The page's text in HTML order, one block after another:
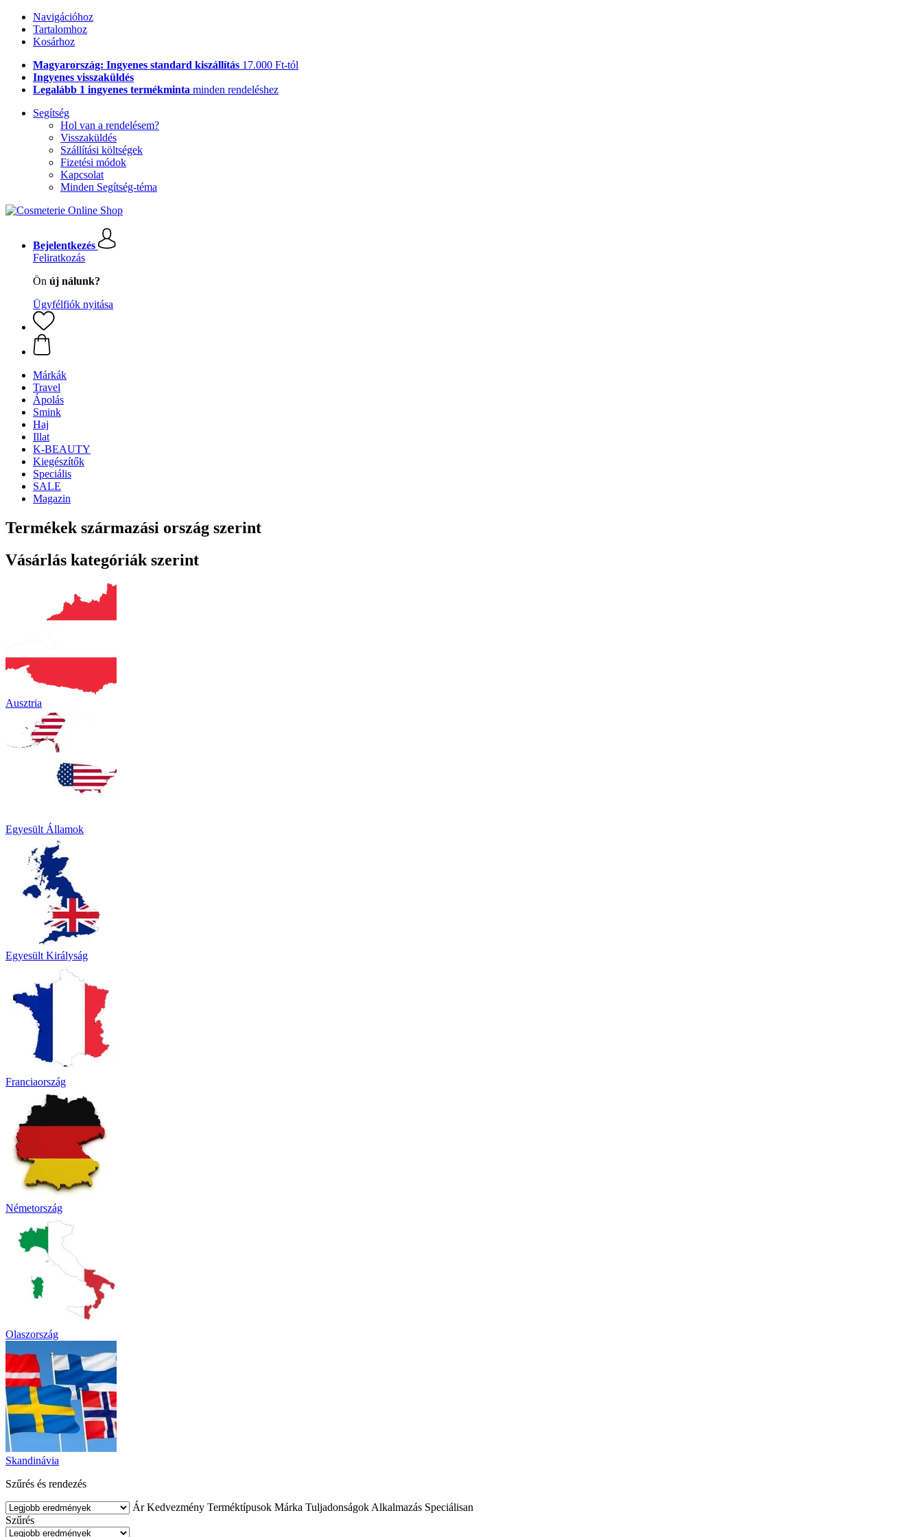
Navigációhoz
Tartalomhoz
Kosárhoz
Magyarország: Ingyenes standard kiszállítás 17.000 Ft-tól
Ingyenes visszaküldés
Legalább 1 ingyenes termékminta minden rendeléshez
Segítség
Hol van a rendelésem?
Visszaküldés
Szállítási költségek
Fizetési módok
Kapcsolat
Minden Segítség-téma
Bejelentkezés
Feliratkozás
Ön új nálunk?
Ügyfélfiók nyitása
Márkák
Travel
Ápolás
Smink
Haj
Illat
K-BEAUTY
Kiegészítők
Speciális
SALE
Magazin
Termékek származási ország szerint
Vásárlás kategóriák szerint
Ausztria
Egyesült Államok
Egyesült Királyság
Franciaország
Németország
Olaszország
Skandinávia
Szűrés és rendezés
Ár Kedvezmény Terméktípusok Márka Tuljadonságok Alkalmazás Speciálisan
Szűrés